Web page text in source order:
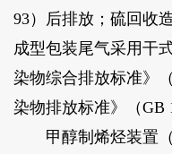
93）后排放；硫回收
成型包装尾气采用干
染物综合排放标准》
染物排放标准》（GB
甲醇制烯烃装置（